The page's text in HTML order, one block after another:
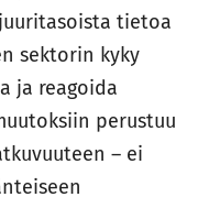
tietoa
sektorin kyky
ja reagoida
perustuu
– ei